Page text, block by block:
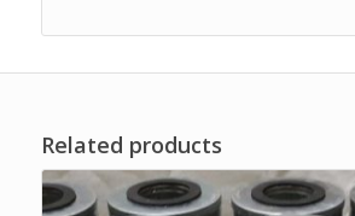
Related products